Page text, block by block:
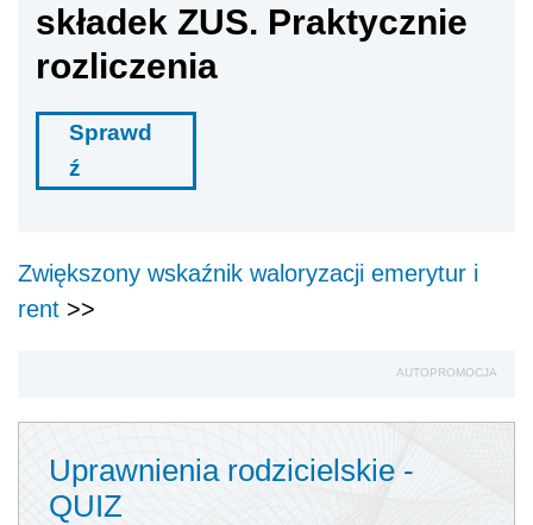
składek ZUS. Praktycznie
rozliczenia
Sprawd
ź
Zwiększony wskaźnik waloryzacji emerytur i
rent >>
AUTOPROMOCJA
Uprawnienia rodzicielskie -
QUIZ